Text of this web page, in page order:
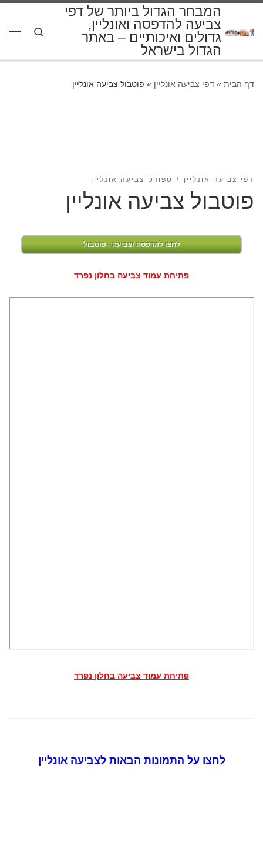
המבחר הגדול ביותר של דפי
צביעה להדפסה ואונליין,
גדולים ואיכותיים – באתר
הגדול בישראל
Search
דף הבית » דפי צביעה אונליין » פוטבול צביעה אונליין
דפי צביעה אונליין ספורט צביעה אונליין
פוטבול צביעה אונליין
לחצו להדפסה וצביעה - פוטבול
פתיחת עמוד צביעה בחלון נפרד
פתיחת עמוד צביעה בחלון נפרד
לחצו על התמונות הבאות לצביעה אונליין